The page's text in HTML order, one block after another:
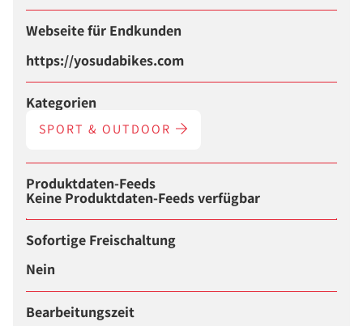
Webseite für Endkunden
https://yosudabikes.com
Kategorien
SPORT & OUTDOOR
Produktdaten-Feeds
Keine Produktdaten-Feeds verfügbar
Sofortige Freischaltung
Nein
Bearbeitungszeit